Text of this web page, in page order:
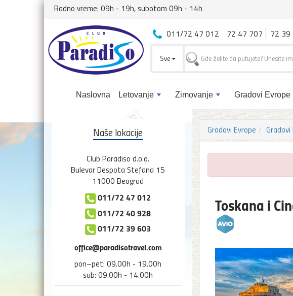
Radno vreme: 09h - 19h, subotom 09h - 14h
Naslovna Letovanje Zimovanje Gradovi Evrope
011/72 47 012 72 47 707 72 39
Sve
Naše lokacije
Club Paradiso d.o.o.
Bulevar Despota Stefana 15
11000 Beograd
011/72 47 012
011/72 40 928
011/72 39 603
office@paradisotravel.com
pon–pet: 09.00h - 19.00h
sub: 09.00h - 14.00h
Gradovi Evrope
Toskana i